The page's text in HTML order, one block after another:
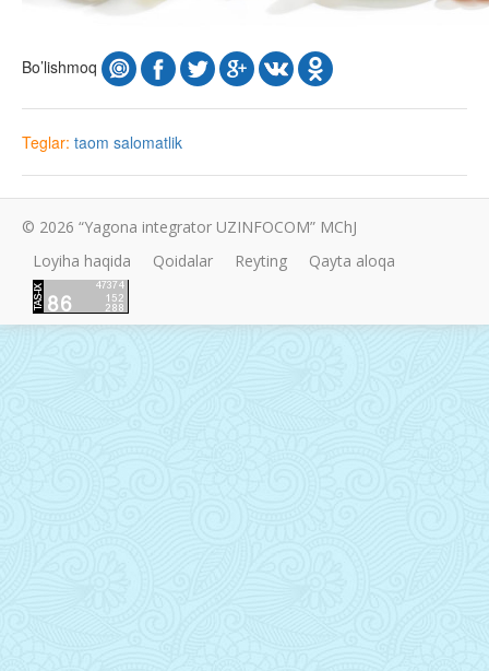
Bo’lishmoq
Teglar: taom salomatlik
© 2026 “Yagona integrator UZINFOCOM” MChJ
Loyiha haqida
Qoidalar Reyting Qayta aloqa